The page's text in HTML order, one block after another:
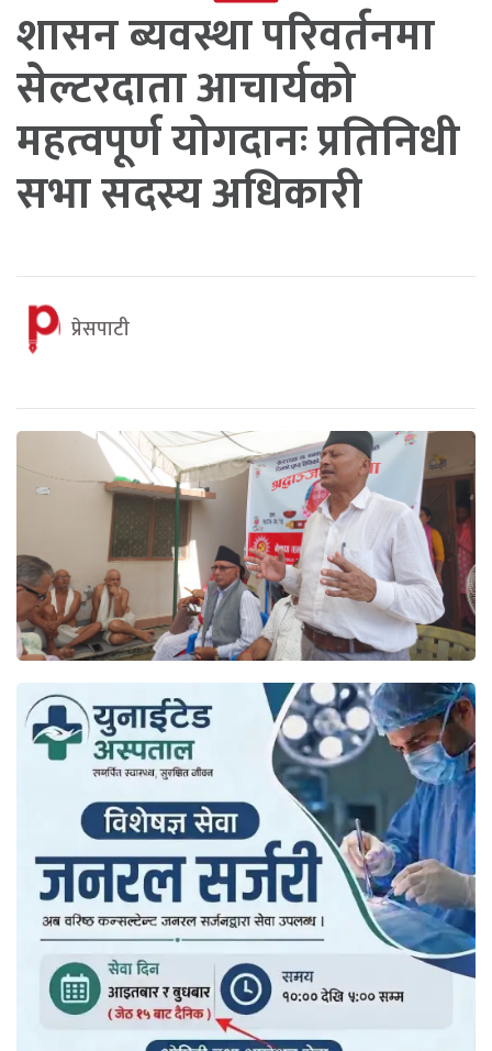
शासन ब्यवस्था परिवर्तनमा
सेल्टरदाता आचार्यको
महत्वपूर्ण योगदानः प्रतिनिधी
सभा सदस्य अधिकारी
प्रेसपाटी